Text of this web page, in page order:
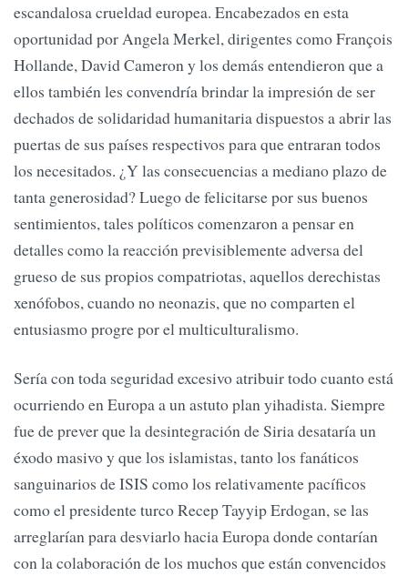
escandalosa crueldad europea. Encabezados en esta
oportunidad por Angela Merkel, dirigentes como François
Hollande, David Cameron y los demás entendieron que a
ellos también les convendría brindar la impresión de ser
dechados de solidaridad humanitaria dispuestos a abrir las
puertas de sus países respectivos para que entraran todos
los necesitados. ¿Y las consecuencias a mediano plazo de
tanta generosidad? Luego de felicitarse por sus buenos
sentimientos, tales políticos comenzaron a pensar en
detalles como la reacción previsiblemente adversa del
grueso de sus propios compatriotas, aquellos derechistas
xenófobos, cuando no neonazis, que no comparten el
entusiasmo progre por el multiculturalismo.
Sería con toda seguridad excesivo atribuir todo cuanto está
ocurriendo en Europa a un astuto plan yihadista. Siempre
fue de prever que la desintegración de Siria desataría un
éxodo masivo y que los islamistas, tanto los fanáticos
sanguinarios de ISIS como los relativamente pacíficos
como el presidente turco Recep Tayyip Erdogan, se las
arreglarían para desviarlo hacia Europa donde contarían
con la colaboración de los muchos que están convencidos